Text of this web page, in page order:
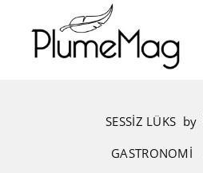
content
SESSIZ LÜKS by
GASTRONOMI